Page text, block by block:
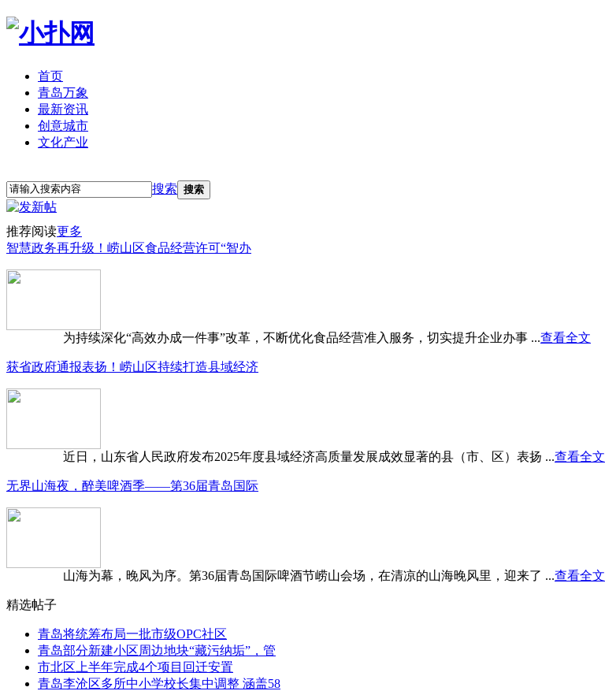
首页
青岛万象
最新资讯
创意城市
文化产业
搜索 搜索
推荐阅读更多
智慧政务再升级！崂山区食品经营许可“智办
为持续深化“高效办成一件事”改革，不断优化食品经营准入服务，切实提升企业办事 ...查看全文
获省政府通报表扬！崂山区持续打造县域经济
近日，山东省人民政府发布2025年度县域经济高质量发展成效显著的县（市、区）表扬 ...查看全文
无界山海夜，醉美啤酒季——第36届青岛国际
山海为幕，晚风为序。第36届青岛国际啤酒节崂山会场，在清凉的山海晚风里，迎来了 ...查看全文
精选帖子
青岛将统筹布局一批市级OPC社区
青岛部分新建小区周边地块“藏污纳垢”，管
市北区上半年完成4个项目回迁安置
青岛李沧区多所中小学校长集中调整 涵盖58